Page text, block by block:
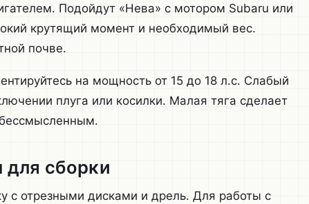
Подойдут «Нева» с мотором Subaru или
крутящий момент и необходимый вес.
почве.
на мощность от 15 до 18 л.с. Слабый
плуга или косилки. Малая тяга сделает
сборки
с отрезными дисками и дрель. Для работы с